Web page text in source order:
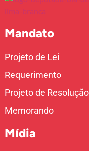
Mandato
Projeto de Lei
Requerimento
Projeto de Resolução
Memorando
Mídia